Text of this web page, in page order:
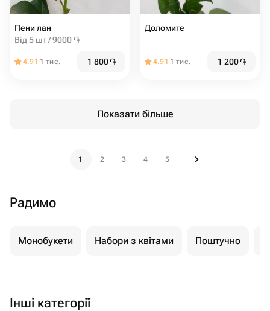
Пени лан
Від 5 шт / 9000 ֏
4.91 1 тис. 1 800֏
Доломите
4.91 1 тис. 1 200֏
Показати більше
1 2 3 4 5
Радимо
Монобукети Набори з квітами Поштучно
Інші категорії